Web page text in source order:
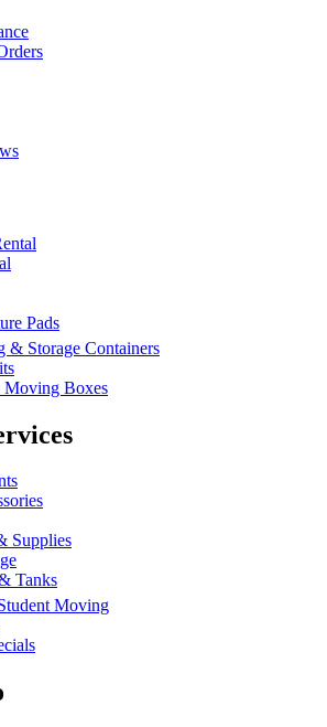
Pads
& Storage Containers
Moving Boxes
Supplies
Tanks
Moving